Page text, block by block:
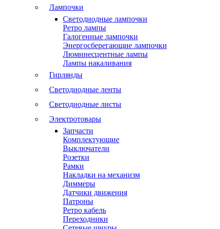
Лампочки
Светодиодные лампочки
Ретро лампы
Галогенные лампочки
Энергосберегающие лампочки
Люминесцентные лампы
Лампы накаливания
Гирлянды
Светодиодные ленты
Светодиодные листы
Электротовары
Запчасти
Комплектующие
Выключатели
Розетки
Рамки
Накладки на механизм
Диммеры
Датчики движения
Патроны
Ретро кабель
Переходники